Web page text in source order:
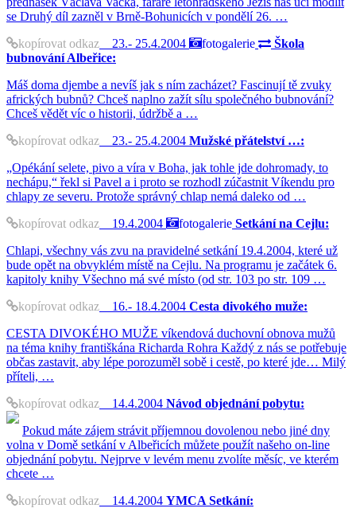
se Druhý díl zazněl v Brně-Bohunicích v pondělí 26. …
kopírovat odkaz 23.- 25.4.2004 fotogalerie
Škola
bubnování Albeřice:
Máš doma djembe a nevíš jak s ním zacházet? Fascinují tě zvuky
afrických bubnů? Chceš naplno zažít sílu společného bubnování?
Chceš vědět víc o historii, údržbě a …
kopírovat odkaz 23.- 25.4.2004 Mužské přátelství …:
„Opékání selete, pivo a víra v Boha, jak tohle jde dohromady, to
nechápu,“ řekl si Pavel a i proto se rozhodl zúčastnit Víkendu pro
chlapy ze severu. Protože správný chlap nemá daleko od …
kopírovat odkaz 19.4.2004 fotogalerie Setkání na Cejlu:
Chlapi, všechny vás zvu na pravidelné setkání 19.4.2004, které už
bude opět na obvyklém místě na Cejlu. Na programu je začátek 6.
kapitoly knihy Všechno má své místo (od str. 103 po str. 109 …
kopírovat odkaz 16.- 18.4.2004 Cesta divokého muže:
CESTA DIVOKÉHO MUŽE víkendová duchovní obnova mužů
na téma knihy františkána Richarda Rohra Každý z nás se potřebuje
občas zastavit, aby lépe porozuměl sobě i cestě, po které jde… Milý
příteli, …
kopírovat odkaz 14.4.2004 Návod objednání pobytu:
Pokud máte zájem strávit příjemnou dovolenou nebo jiné dny
volna v Domě setkání v Albeřicích můžete použít našeho on-line
objednání pobytu. Nejprve v levém menu zvolíte měsíc, ve kterém
chcete …
kopírovat odkaz 14.4.2004 YMCA Setkání: